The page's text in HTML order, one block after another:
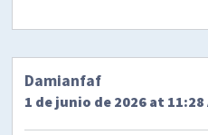
Damianfaf
1 de junio de 2026 at 11:28